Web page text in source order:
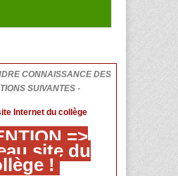
CONNAISSANCE DES
SUIVANTES -
Internet du collège
=>
site du
!